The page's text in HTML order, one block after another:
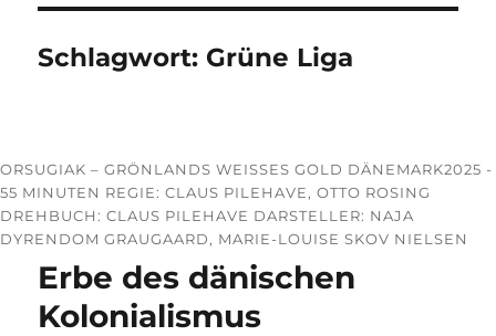
Schlagwort: Grüne Liga
ORSUGIAK – GRÖNLANDS WEISSES GOLD DÄNEMARK2025 -
55 MINUTEN REGIE: CLAUS PILEHAVE, OTTO ROSING
DREHBUCH: CLAUS PILEHAVE DARSTELLER: NAJA
DYRENDOM GRAUGAARD, MARIE-LOUISE SKOV NIELSEN
Erbe des dänischen
Kolonialismus